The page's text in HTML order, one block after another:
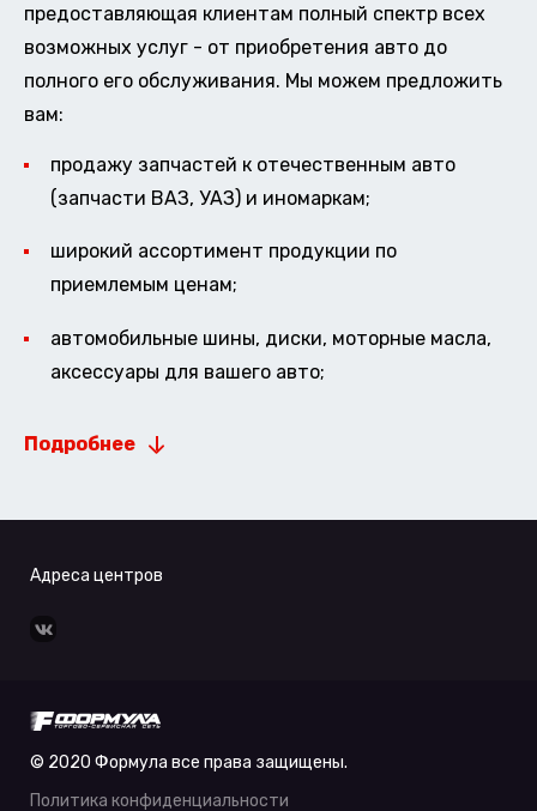
предоставляющая клиентам полный спектр всех
возможных услуг - от приобретения авто до
полного его обслуживания. Мы можем предложить
вам:
продажу запчастей к отечественным авто
(запчасти ВАЗ, УАЗ) и иномаркам;
широкий ассортимент продукции по
приемлемым ценам;
автомобильные шины, диски, моторные масла,
аксессуары для вашего авто;
Подробнее
Адреса центров
© 2020 Формула все права защищены.
Политика конфиденциальности